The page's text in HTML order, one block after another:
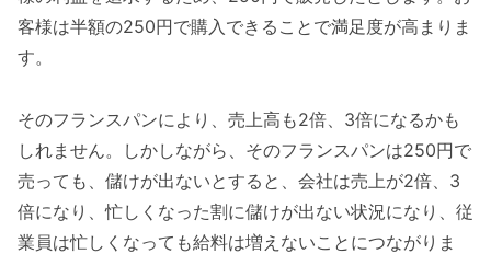
客様は半額の250円で購入できることで満足度が高まりま
す。
そのフランスパンにより、売上高も2倍、3倍になるかも
しれません。しかしながら、そのフランスパンは250円で
売っても、儲けが出ないとすると、会社は売上が2倍、3
倍になり、忙しくなった割に儲けが出ない状況になり、従
業員は忙しくなっても給料は増えないことにつながりま